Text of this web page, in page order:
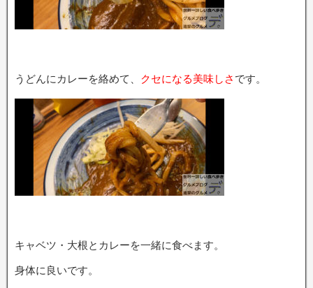
うどんにカレーを絡めて、 クセになる美味しさ です。
キャベツ・大根とカレーを一緒に食べます。
身体に良いです。